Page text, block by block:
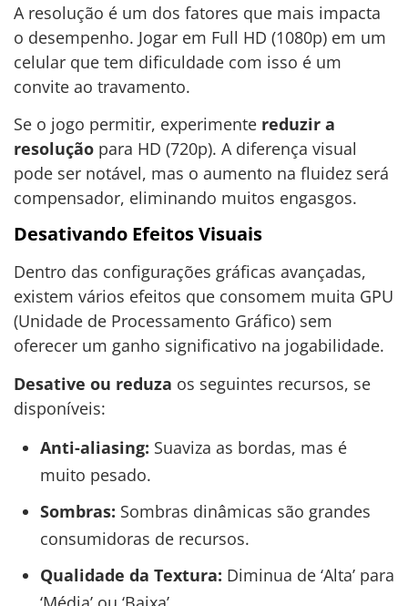
A resolução é um dos fatores que mais impacta
o desempenho. Jogar em Full HD (1080p) em um
celular que tem dificuldade com isso é um
convite ao travamento.
Se o jogo permitir, experimente reduzir a
resolução para HD (720p). A diferença visual
pode ser notável, mas o aumento na fluidez será
compensador, eliminando muitos engasgos.
Desativando Efeitos Visuais
Dentro das configurações gráficas avançadas,
existem vários efeitos que consomem muita GPU
(Unidade de Processamento Gráfico) sem
oferecer um ganho significativo na jogabilidade.
Desative ou reduza os seguintes recursos, se
disponíveis:
Anti-aliasing: Suaviza as bordas, mas é
muito pesado.
Sombras: Sombras dinâmicas são grandes
consumidoras de recursos.
Qualidade da Textura: Diminua de ‘Alta’ para